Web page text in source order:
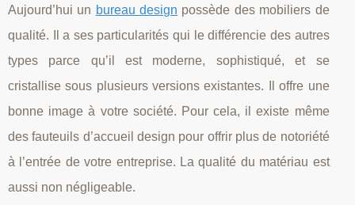
Aujourd’hui un bureau design possède des mobiliers de
qualité. Il a ses particularités qui le différencie des autres
types parce qu’il est moderne, sophistiqué, et se
cristallise sous plusieurs versions existantes. Il offre une
bonne image à votre société. Pour cela, il existe même
des fauteuils d’accueil design pour offrir plus de notoriété
à l’entrée de votre entreprise. La qualité du matériau est
aussi non négligeable.